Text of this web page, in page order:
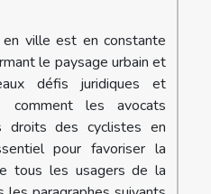
en ville est en constante
le paysage urbain et
défis juridiques et
comment les avocats
droits des cyclistes en
pour favoriser la
tous les usagers de la